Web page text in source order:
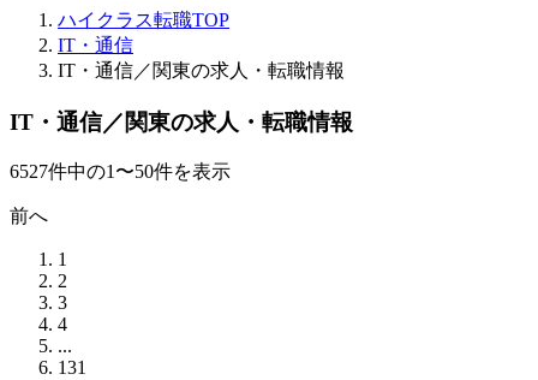
ハイクラス転職TOP
IT・通信
IT・通信／関東の求人・転職情報
IT・通信／関東の求人・転職情報
6527件中の1〜50件を表示
前へ
1
2
3
4
...
131